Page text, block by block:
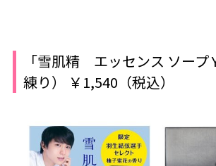
「雪肌精 エッセンス ソープ
練り） ￥1,540（税込）